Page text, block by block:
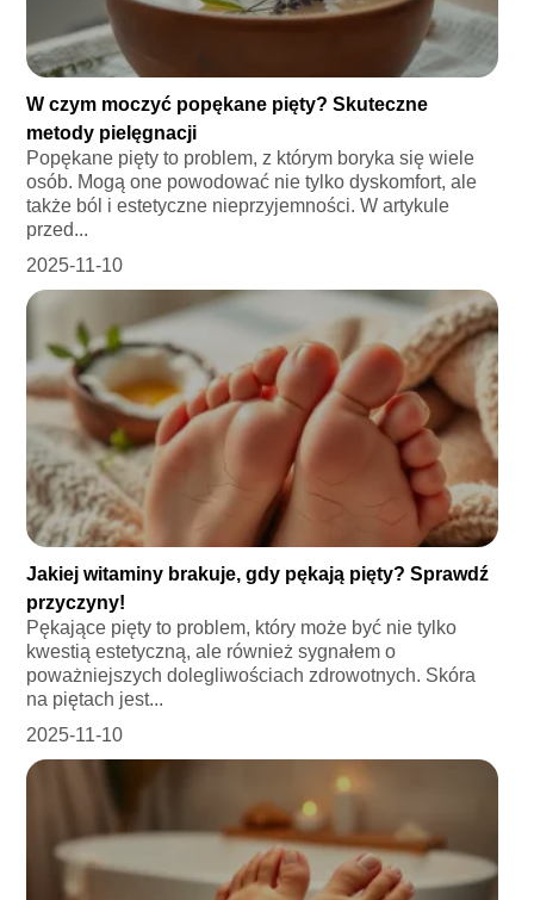
W czym moczyć popękane pięty? Skuteczne
metody pielęgnacji
Popękane pięty to problem, z którym boryka się wiele
osób. Mogą one powodować nie tylko dyskomfort, ale
także ból i estetyczne nieprzyjemności. W artykule
przed...
2025-11-10
Jakiej witaminy brakuje, gdy pękają pięty? Sprawdź
przyczyny!
Pękające pięty to problem, który może być nie tylko
kwestią estetyczną, ale również sygnałem o
poważniejszych dolegliwościach zdrowotnych. Skóra
na piętach jest...
2025-11-10